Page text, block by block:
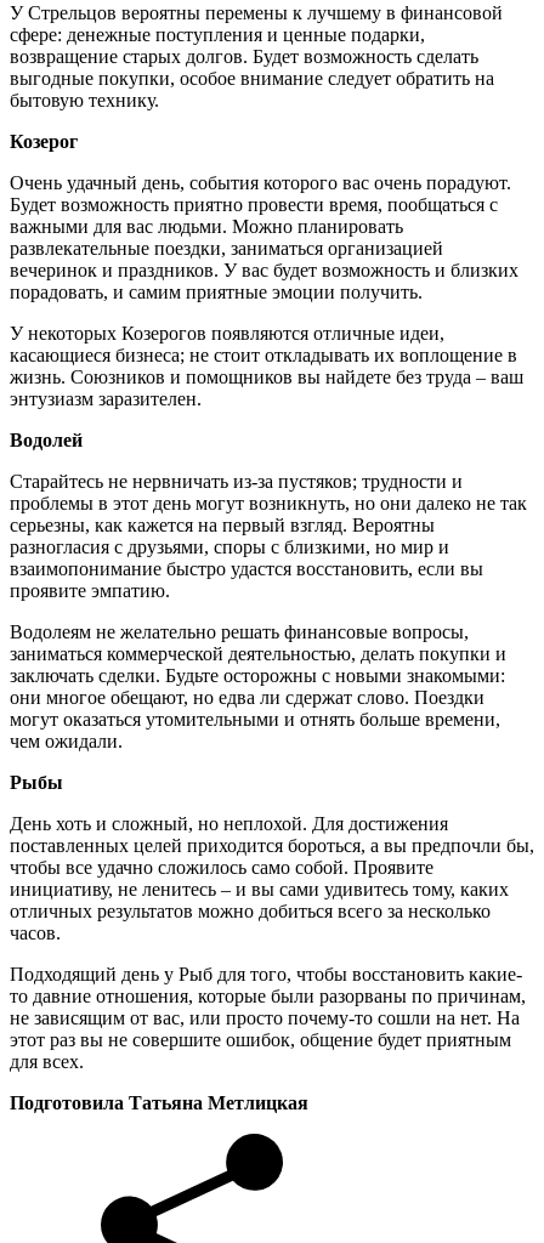
У Стрельцов вероятны перемены к лучшему в финансовой
сфере: денежные поступления и ценные подарки,
возвращение старых долгов. Будет возможность сделать
выгодные покупки, особое внимание следует обратить на
бытовую технику.
Козерог
Очень удачный день, события которого вас очень порадуют.
Будет возможность приятно провести время, пообщаться с
важными для вас людьми. Можно планировать
развлекательные поездки, заниматься организацией
вечеринок и праздников. У вас будет возможность и близких
порадовать, и самим приятные эмоции получить.
У некоторых Козерогов появляются отличные идеи,
касающиеся бизнеса; не стоит откладывать их воплощение в
жизнь. Союзников и помощников вы найдете без труда – ваш
энтузиазм заразителен.
Водолей
Старайтесь не нервничать из-за пустяков; трудности и
проблемы в этот день могут возникнуть, но они далеко не так
серьезны, как кажется на первый взгляд. Вероятны
разногласия с друзьями, споры с близкими, но мир и
взаимопонимание быстро удастся восстановить, если вы
проявите эмпатию.
Водолеям не желательно решать финансовые вопросы,
заниматься коммерческой деятельностью, делать покупки и
заключать сделки. Будьте осторожны с новыми знакомыми:
они многое обещают, но едва ли сдержат слово. Поездки
могут оказаться утомительными и отнять больше времени,
чем ожидали.
Рыбы
День хоть и сложный, но неплохой. Для достижения
поставленных целей приходится бороться, а вы предпочли бы,
чтобы все удачно сложилось само собой. Проявите
инициативу, не ленитесь – и вы сами удивитесь тому, каких
отличных результатов можно добиться всего за несколько
часов.
Подходящий день у Рыб для того, чтобы восстановить какие-
то давние отношения, которые были разорваны по причинам,
не зависящим от вас, или просто почему-то сошли на нет. На
этот раз вы не совершите ошибок, общение будет приятным
для всех.
Подготовила Татьяна Метлицкая